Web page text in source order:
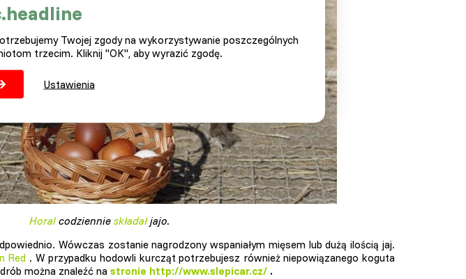
Horalcodziennie składałjajo.
Wówczas zostanie nagrodzony wspaniałym mięsem lub dużą ilością jaj.
Red . W przypadku hodowli kurcząt potrzebujesz również niepowiązanego koguta
można znaleźć na stronie http://www.slepicar.cz/ .
Twojej zgody na wykorzystywanie poszczególnych
trzecim. Kliknij "OK", aby wyrazić zgodę.
Ustawienia